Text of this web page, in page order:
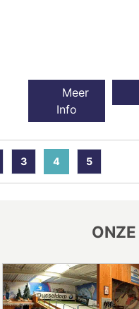
Meer
Info
3 4 5
ONZE